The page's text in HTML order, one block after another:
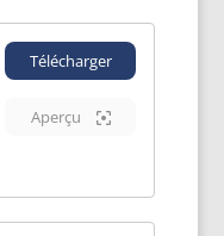
Télécharger
Aperçu